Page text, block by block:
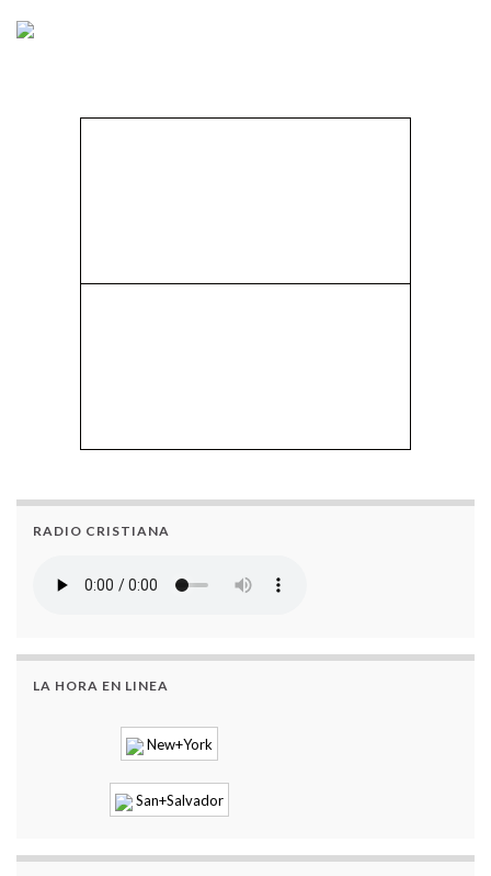
RADIO CRISTIANA
LA HORA EN LINEA
New+York
San+Salvador